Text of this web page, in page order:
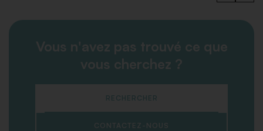
Vous n'avez pas trouvé ce que
vous cherchez ?
RECHERCHER
CONTACTEZ-NOUS